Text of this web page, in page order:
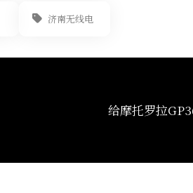
济南无线电